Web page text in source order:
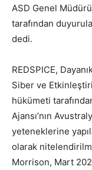
ASD Genel
tarafından
dedi.
REDSPICE,
Siber ve
hükümeti
Ajansı’nın
yeteneklerine
olarak
Morrison, Mart